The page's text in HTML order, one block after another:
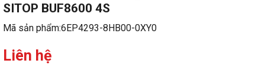
SITOP BUF8600 4S
Mã sản phẩm:6EP4293-8HB00-0XY0
Liên hệ